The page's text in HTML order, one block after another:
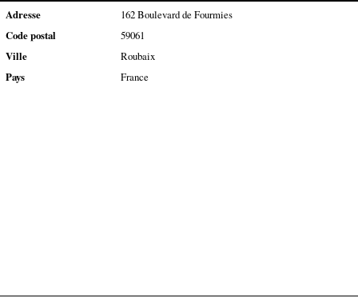
Adresse
162 Boulevard de Fourmies
Code postal
59061
Ville
Roubaix
Pays
France